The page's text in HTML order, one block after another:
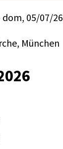
05/07/26
München